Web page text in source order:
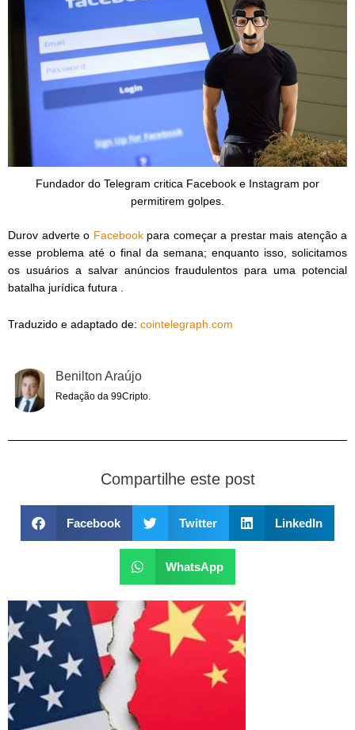
Fundador do Telegram critica Facebook e Instagram por
permitirem golpes.
Durov adverte o Facebookpara começar a prestar mais atenção a
esse problema até o final da semana; enquanto isso, solicitamos
os usuários a salvar anúncios fraudulentos para uma potencial
batalha jurídica futura .
Traduzido e adaptado de: cointelegraph.com
Benilton Araújo
Redação da 99Cripto.
Compartilhe este post
Facebook Twitter LinkedIn
WhatsApp